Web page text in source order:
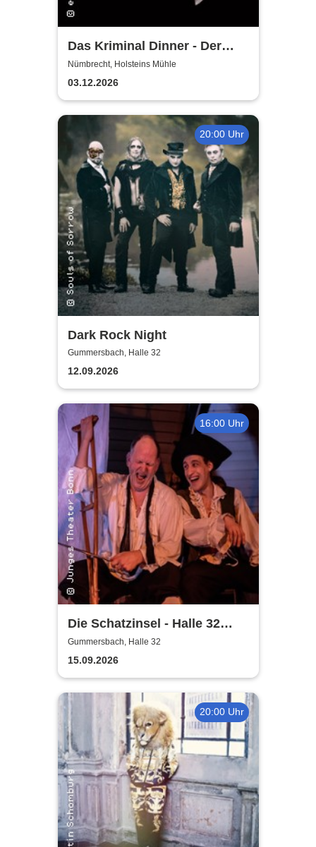
Das Kriminal Dinner - Der
Polterabendkiller
Nümbrecht, Holsteins Mühle
03.12.2026
20:00 Uhr
Dark Rock Night
Gummersbach, Halle 32
12.09.2026
16:00 Uhr
Die Schatzinsel - Halle 32
Gummersbach
Gummersbach, Halle 32
15.09.2026
20:00 Uhr